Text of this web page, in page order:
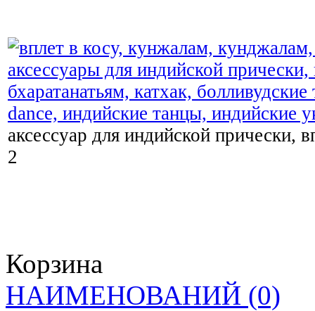
аксессуар для индийской прически,
2
Корзина
НАИМЕНОВАНИЙ (0)